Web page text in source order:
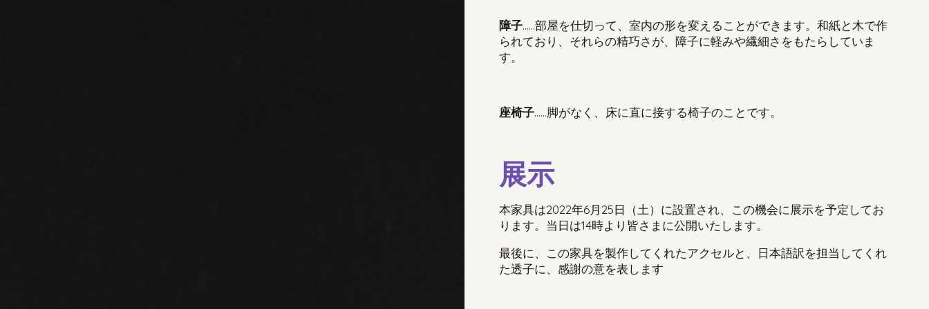
障子……部屋を仕切って、室内の形を変えることができます。 和紙と木で作
られており、それらの精巧さが、 障子に軽みや繊細さをもたらしていま
す。
座椅子……脚がなく、床に直に接する椅子のことです。
展示
本家具は2022年6月25日（土）に設置され、 この機会に展示を予定してお
ります。 当日は14時より皆さまに公開いたします。
最後に、この家具を製作してくれたアクセルと、日本語訳を担当してくれ
た透子に、感謝の意を表します